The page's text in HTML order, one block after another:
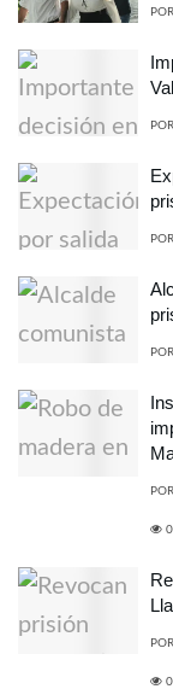
POR
POR
POR
POR
POR
0
POR
0